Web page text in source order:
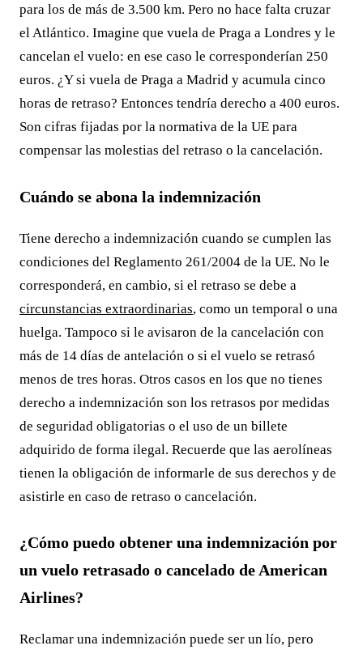
para los de más de 3.500 km. Pero no hace falta cruzar
el Atlántico. Imagine que vuela de Praga a Londres y le
cancelan el vuelo: en ese caso le corresponderían 250
euros. ¿Y si vuela de Praga a Madrid y acumula cinco
horas de retraso? Entonces tendría derecho a 400 euros.
Son cifras fijadas por la normativa de la UE para
compensar las molestias del retraso o la cancelación.
Cuándo se abona la indemnización
Tiene derecho a indemnización cuando se cumplen las
condiciones del Reglamento 261/2004 de la UE. No le
corresponderá, en cambio, si el retraso se debe a
circunstancias extraordinarias, como un temporal o una
huelga. Tampoco si le avisaron de la cancelación con
más de 14 días de antelación o si el vuelo se retrasó
menos de tres horas. Otros casos en los que no tienes
derecho a indemnización son los retrasos por medidas
de seguridad obligatorias o el uso de un billete
adquirido de forma ilegal. Recuerde que las aerolíneas
tienen la obligación de informarle de sus derechos y de
asistirle en caso de retraso o cancelación.
¿Cómo puedo obtener una indemnización por
un vuelo retrasado o cancelado de American
Airlines?
Reclamar una indemnización puede ser un lío, pero